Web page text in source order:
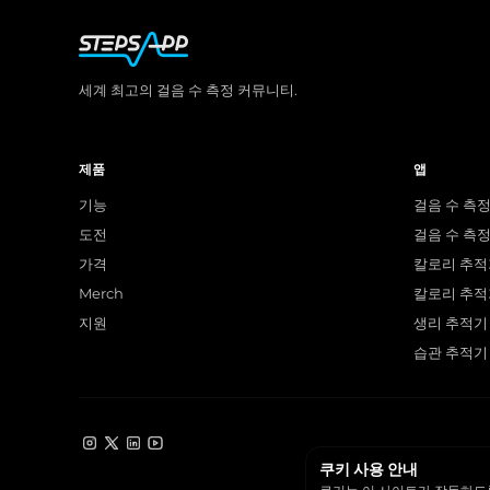
세계 최고의 걸음 수 측정 커뮤니티.
제품
기능
도전
가격
Merch
지원
앱
걸음 수 측
걸음 수 측
칼로리 추
칼로리 추
생리 추적
습관 추적
Instagram
X LinkedIn
YouTube
쿠키 사용 안내